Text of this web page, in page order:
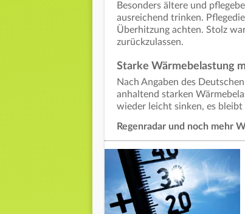
Besonders ältere und
ausreichend trinken.
Überhitzung achten. Stolz
zurückzulassen.
Starke Wärmebelastung
Nach Angaben des
anhaltend starken
wieder leicht sinken, es
Regenradar und noch mehr